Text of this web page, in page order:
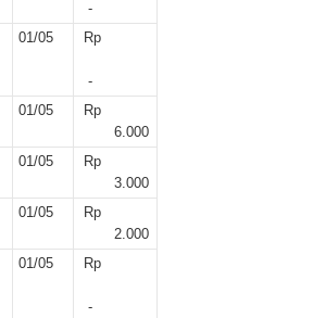
-
01/05 Rp
-
01/05
Rp
6.000
01/05
Rp
3.000
01/05
Rp
2.000
01/05 Rp
-